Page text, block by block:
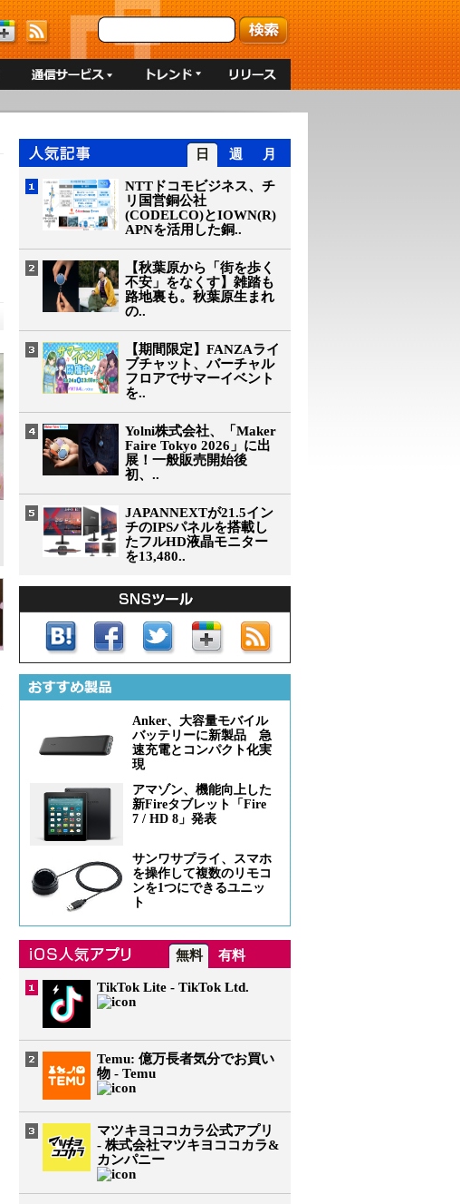
日 週 月
NTTドコモビジネス、チ
リ国営銅公社
(CODELCO)とIOWN(R)
APNを活用した銅..
【秋葉原から「街を歩く
不安」をなくす】雑踏も
路地裏も。秋葉原生まれ
の..
【期間限定】FANZAライ
ブチャット、バーチャル
フロアでサマーイベント
を..
Yolni株式会社、「Maker
Faire Tokyo 2026」に出
展！一般販売開始後
初、..
JAPANNEXTが21.5イン
チのIPSパネルを搭載し
たフルHD液晶モニター
を13,480..
Anker、大容量モバイル
バッテリーに新製品 急
速充電とコンパクト化実
現
アマゾン、機能向上した
新Fireタブレット「Fire
7 / HD 8」発表
サンワサプライ、スマホ
を操作して複数のリモコ
ンを1つにできるユニッ
ト
無料 有料
TikTok Lite - TikTok Ltd.
Temu: 億万長者気分でお買い
物 - Temu
マツキヨココカラ公式アプリ
- 株式会社マツキヨココカラ&
カンパニー